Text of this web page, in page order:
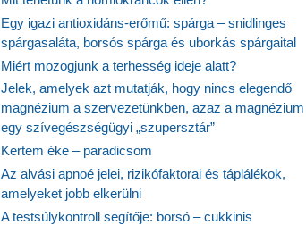
Egy igazi antioxidáns-erőmű: spárga – snidlinges
spárgasaláta, borsós spárga és uborkás spárgaital
Miért mozogjunk a terhesség ideje alatt?
Jelek, amelyek azt mutatják, hogy nincs elegendő
magnézium a szervezetünkben, azaz a magnézium
egy szívegészségügyi „szupersztár”
Kertem éke – paradicsom
Az alvási apnoé jelei, rizikófaktorai és táplálékok,
amelyeket jobb elkerülni
A testsúlykontroll segítője: borsó – cukkinis